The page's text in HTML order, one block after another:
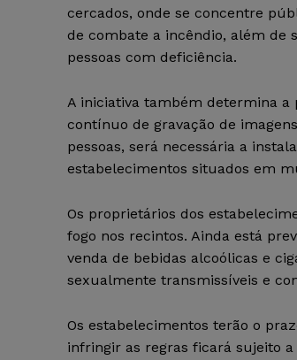
cercados, onde se concentre
de combate a incêndio, além de
pessoas com deficiência.
A iniciativa também determina a
contínuo de gravação de
pessoas, será necessária a
estabelecimentos situados em
Os proprietários dos
fogo nos recintos. Ainda está
venda de bebidas alcoólicas e
sexualmente transmissíveis e
Os estabelecimentos terão o
infringir as regras ficará sujeito